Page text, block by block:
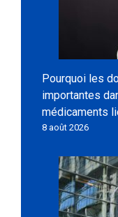
Pourquoi les
importantes
médicaments
8 août 2026